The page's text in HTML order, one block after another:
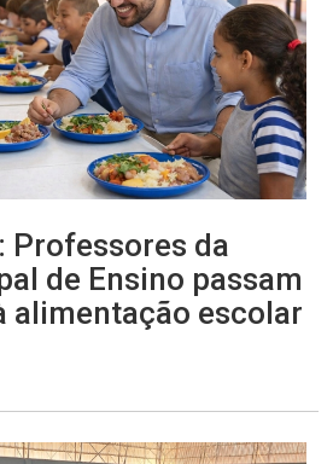
Professores da
de Ensino passam
alimentação escolar